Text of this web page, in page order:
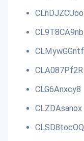
CLnDJZCUoo
CL9T8CA9nb
CLMywGGntf
CLA087Pf2R
CLG6Anxcy8
CLZDAsanox
CLSD8tocOQ